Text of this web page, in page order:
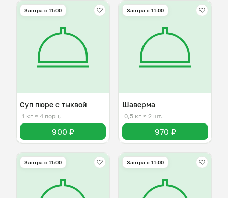
Завтра c 11:00
Суп пюре с тыквой
1 кг ≈ 4 порц.
900 ₽
Завтра c 11:00
Шаверма
0,5 кг ≈ 2 шт.
970 ₽
Завтра c 11:00 Завтра c 11:00